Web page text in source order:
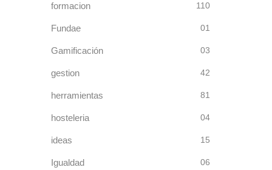
formacion 110
Fundae 01
Gamificación 03
gestion 42
herramientas 81
hosteleria 04
ideas 15
Igualdad 06